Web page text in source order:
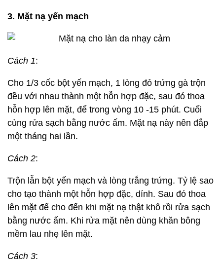
3. Mặt nạ yến mạch
Cách 1:
Cho 1/3 cốc bột yến mạch, 1 lòng đỏ trứng gà trộn
đều với nhau thành một hỗn hợp đặc, sau đó thoa
hỗn hợp lên mặt, để trong vòng 10 -15 phút. Cuối
cùng rửa sạch bằng nước ấm. Mặt nạ này nên đắp
một tháng hai lần.
Cách 2:
Trộn lẫn bột yến mạch và lòng trắng trứng. Tỷ lệ sao
cho tạo thành một hỗn hợp đặc, dính. Sau đó thoa
lên mặt để cho đến khi mặt nạ thật khô rồi rửa sạch
bằng nước ấm. Khi rửa mặt nên dùng khăn bông
mềm lau nhẹ lên mặt.
Cách 3: